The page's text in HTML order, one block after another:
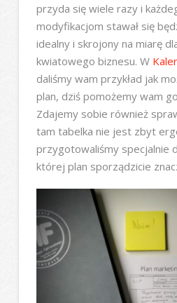
przyda się wiele razy i
modyfikacjom stawał się
idealny i skrojony na miarę
kwiatowego biznesu. W
daliśmy wam przykład jak
plan, dziś pomożemy wam
Zdajemy sobie również
tam tabelka nie jest zbyt
przygotowaliśmy specjalnie
której plan sporządzicie